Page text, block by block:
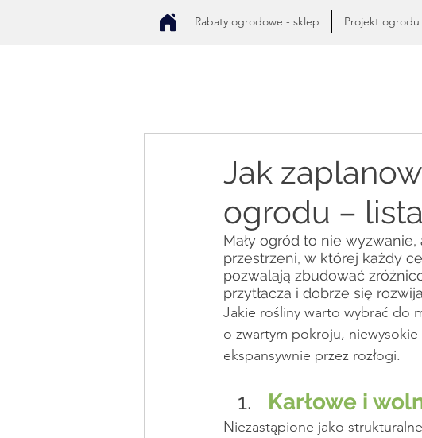
Rabaty ogrodowe - sklep Projekt ogrodu
Jak
ogrodu –
Mały ogród to nie
przestrzeni, w której każdy
pozwalają zbudować
przytłacza i dobrze się
Jakie rośliny warto wybrać do
o zwartym pokroju,
ekspansywnie przez rozłogi.
Karłowe i
Niezastąpione jako